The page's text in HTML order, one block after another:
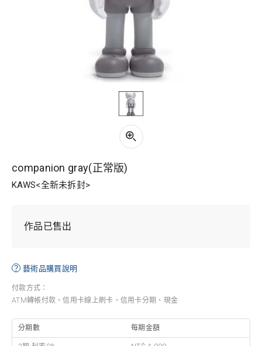
companion gray(正常版)
KAWS<全新未拆封>
作品已售出
？ 藝術品購買說明
付款方式：
ATM轉帳付款、信用卡線上刷卡、信用卡分期、現金
分期數 每期金額